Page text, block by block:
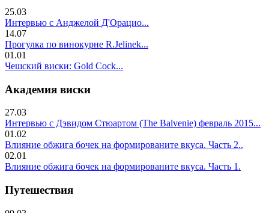
25.03
Интервью с Анджелой Д'Орацио...
14.07
Прогулка по винокурне R.Jelinek...
01.01
Чешский виски: Gold Cock...
Академия виски
27.03
Интервью с Дэвидом Стюартом (The Balvenie) февраль 2015...
01.02
Влияние обжига бочек на формированите вкуса. Часть 2..
02.01
Влияние обжига бочек на формированите вкуса. Часть 1.
Путешествия